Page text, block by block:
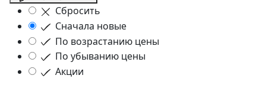
Сбросить
Сначала новые
По возрастанию цены
По убыванию цены
Акции